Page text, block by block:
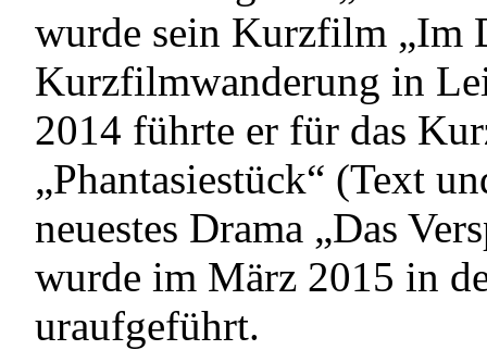
wurde sein Kurzfilm „Im
Kurzfilmwanderung in
2014 führte er für das
„Phantasiestück“ (Text
neuestes Drama „Das
wurde im März 2015 in
uraufgeführt.